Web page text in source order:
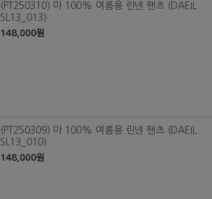
(PT250310) 마 100% 여름용 린넨 팬츠 (DAEIL
SL13_013)
148,000원
(PT250309) 마 100% 여름용 린넨 팬츠 (DAEIL
SL13_010)
148,000원